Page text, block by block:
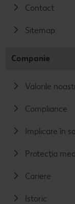
Contact
Sitemap
Companie
Valorile
Compliance
Implicare în
Protecția
Cariere
Istoric